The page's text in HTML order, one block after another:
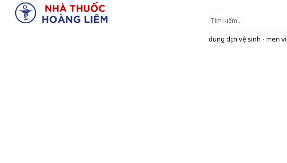
dung dịch vệ sinh - men